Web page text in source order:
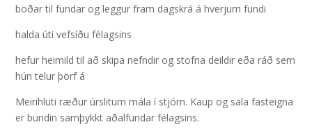
boðar til fundar og leggur fram dagskrá á hverjum fundi
halda úti vefsíðu félagsins
hefur heimild til að skipa nefndir og stofna deildir eða ráð sem
hún telur þörf á
Meirihluti ræður úrslitum mála í stjórn. Kaup og sala fasteigna
er bundin samþykkt aðalfundar félagsins.